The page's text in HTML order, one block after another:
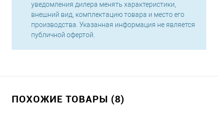
уведомления дилера менять характеристики,
внешний вид, комплектацию товара и место его
производства. Указанная информация не является
публичной офертой.
ПОХОЖИЕ ТОВАРЫ (8)